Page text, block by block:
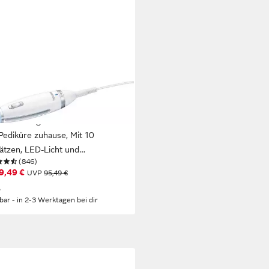
Pediküre-Set MP 62
Nagelfeile für Maniküre
zuhause, Mit 10
LED-Licht und
(846)
€ UVP95,49 €
- in 2-3 Werktagen bei dir